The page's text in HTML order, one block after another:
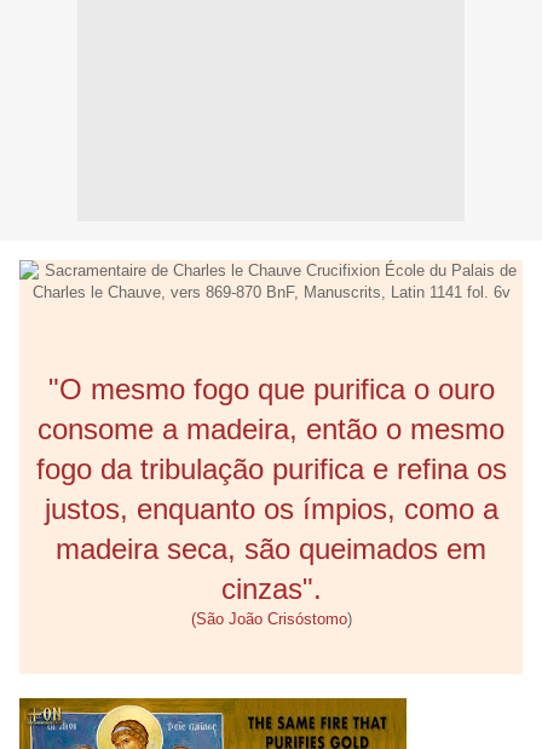
"O mesmo fogo que purifica o ouro
consome a madeira, então o mesmo
fogo da tribulação purifica e refina os
justos, enquanto os ímpios, como a
madeira seca, são queimados em
cinzas".
(São João Crisóstomo)